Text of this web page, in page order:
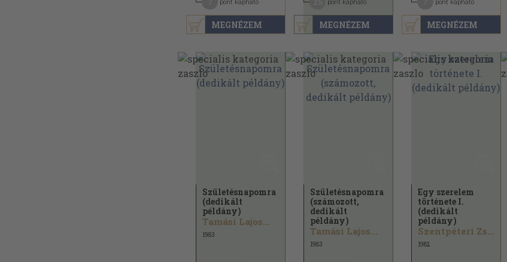
MEGNÉZEM
pont kapható
MEGNÉZEM
pont kapható
MEGNÉZEM
pont kapható
Születésnapomra
(dedikált
példány)
Tamási Lajos...
1983
Születésnapomra
(számozott,
dedikált
példány)
Tamási Lajos...
1983
Egy szerelem
története I.
(dedikált
példány)
Szentpéteri Zsigmond
1982